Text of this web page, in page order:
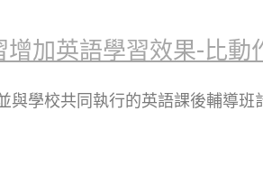
增加英語學習效果-比動
學校共同執行的英語課後輔導